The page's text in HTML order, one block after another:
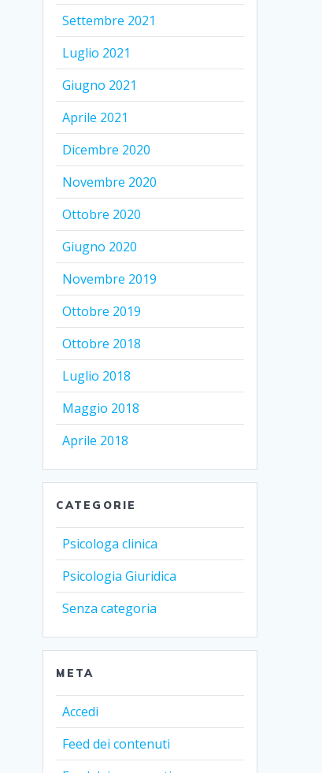
Settembre 2021
Luglio 2021
Giugno 2021
Aprile 2021
Dicembre 2020
Novembre 2020
Ottobre 2020
Giugno 2020
Novembre 2019
Ottobre 2019
Ottobre 2018
Luglio 2018
Maggio 2018
Aprile 2018
CATEGORIE
Psicologa clinica
Psicologia Giuridica
Senza categoria
META
Accedi
Feed dei contenuti